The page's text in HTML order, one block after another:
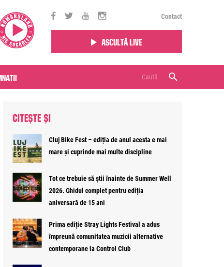
Contact
Ascultă live
CITEȘTE ȘI
Cluj Bike Fest – ediția de anul acesta e mai
mare și cuprinde mai multe discipline
Tot ce trebuie să știi înainte de Summer Well
2026. Ghidul complet pentru ediția
aniversară de 15 ani
Prima ediție Stray Lights Festival a adus
împreună comunitatea muzicii alternative
contemporane la Control Club